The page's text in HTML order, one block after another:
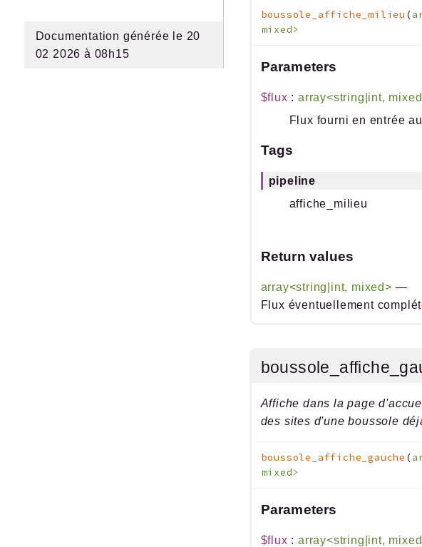
Documentation générée le 20
02 2026 à 08h15
boussole_affiche_milieu (
mixed>
Parameters
$flux : array<string|int,
Flux fourni en entrée
Tags
pipeline
affiche_milieu
Return values
array<string|int, mixed> —
Flux éventuellement
Affiche dans la page
des sites d'une boussole
boussole_affiche_gauche (
mixed>
Parameters
$flux : array<string|int,